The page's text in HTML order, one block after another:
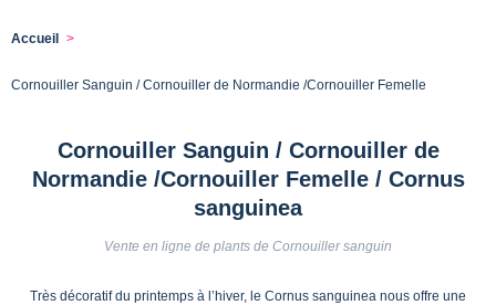
Accueil
Cornouiller Sanguin / Cornouiller de Normandie /Cornouiller Femelle
Cornouiller Sanguin / Cornouiller de
Normandie /Cornouiller Femelle / Cornus
sanguinea
Vente en ligne de plants de Cornouiller sanguin
Très décoratif du printemps à l’hiver, le Cornus sanguinea nous offre une